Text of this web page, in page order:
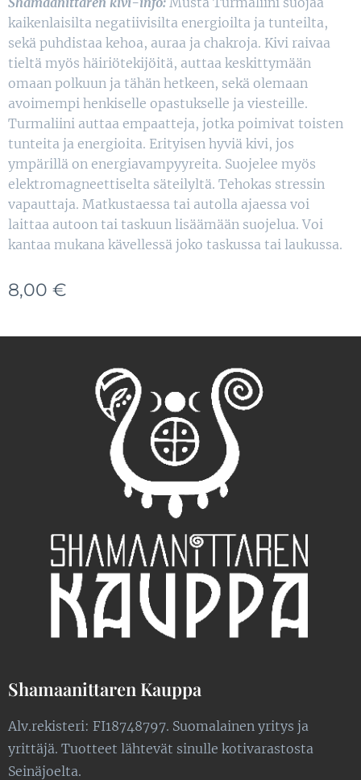
kaikenlaisilta negatiivisilta energioilta ja tunteilta,
sekä puhdistaa kehoa, auraa ja chakroja. Kivi raivaa
tieltä myös häiriötekijöitä, auttaa keskittymään
omaan polkuun ja tähän hetkeen, sekä olemaan
avoimempi henkiselle opastukselle ja viesteille.
Turmaliini auttaa empaatteja, jotka poimivat toisten
tunteita ja energioita. Erityisen hyviä kivi, jos
ympärillä on energiavampyyreita. Suojelee myös
elektromagneettiselta säteilyltä. Tehokas stressin
vapauttaja. Matkustaessa tai autolla ajaessa voi
laittaa autoon tai taskuun lisäämään suojelua. Voi
kantaa mukana kävellessä joko taskussa tai laukussa.
8,00 €
Shamaanittaren Kauppa
Alv.rekisteri: FI18748797. Suomalainen yritys ja
yrittäjä. Tuotteet lähtevät sinulle kotivarastosta
Seinäjoelta.